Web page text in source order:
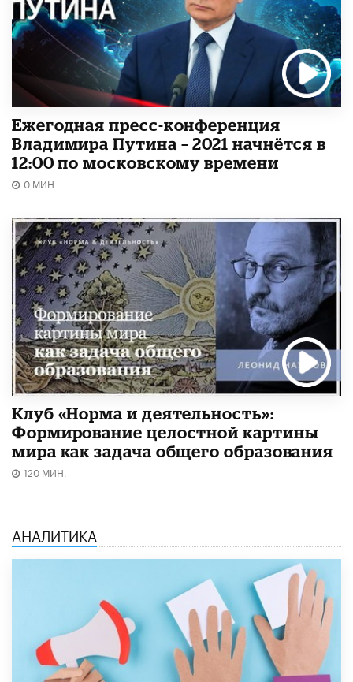
Ежегодная пресс-конференция
Владимира Путина – 2021 начнётся в
12:00 по московскому времени
0 МИН.
Клуб «Норма и деятельность»:
Формирование целостной картины
мира как задача общего образования
120 МИН.
АНАЛИТИКА